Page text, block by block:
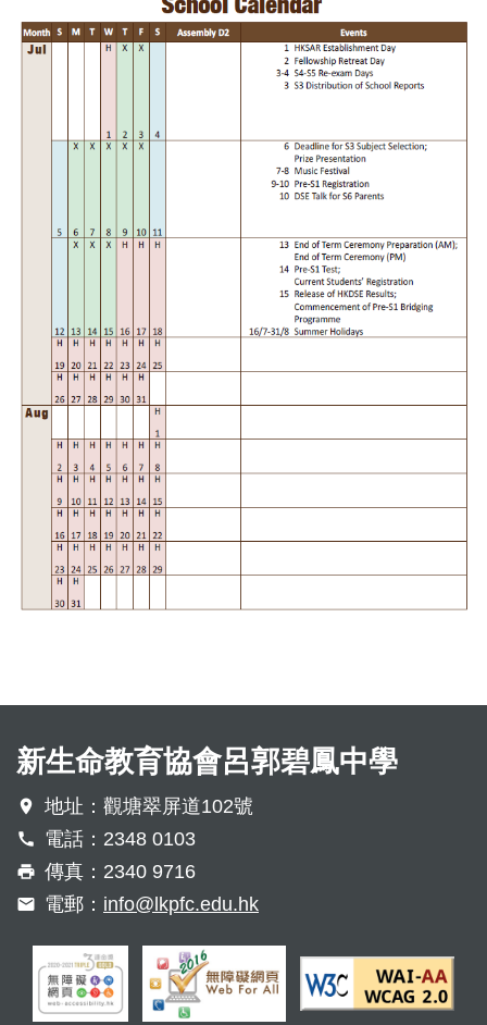
新生命教育協會呂郭碧鳳中學
地址：觀塘翠屏道102號
電話：2348 0103
傳真：2340 9716
電郵： info@lkpfc.edu.hk